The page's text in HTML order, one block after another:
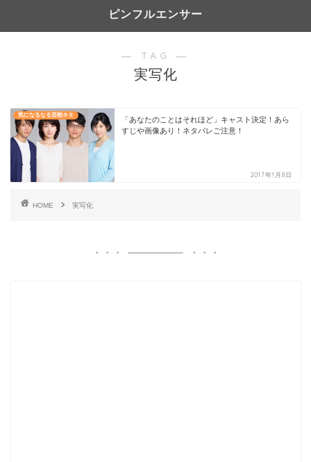
ピンフルエンサー
― TAG ―
実写化
気になるなる芸能ネタ
「あなたのことはそれほど」キャスト決定！あら
すじや画像あり！ネタバレご注意！
2017年1月8日
HOME 実写化